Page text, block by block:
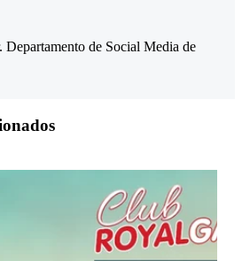
de Social Media de